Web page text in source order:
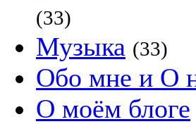
(33)
Музыка (33)
Обо мне и О
О моём блоге